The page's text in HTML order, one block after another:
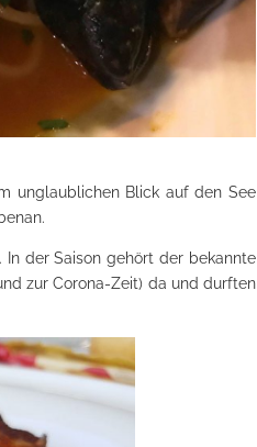
unglaublichen Blick auf den See
der Saison gehört der bekannte
zur Corona-Zeit) da und durften